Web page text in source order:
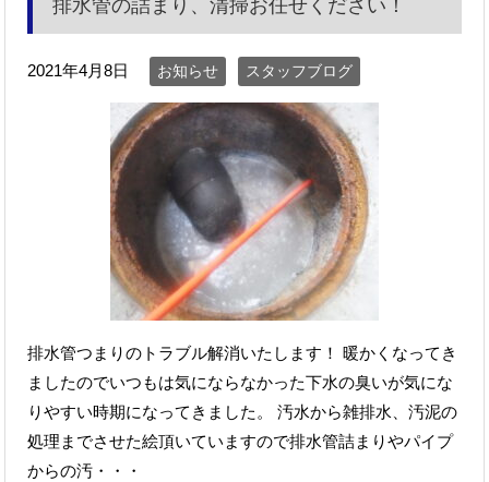
排水管の詰まり、清掃お任せください！
2021年4月8日 お知らせ スタッフブログ
排水管つまりのトラブル解消いたします！ 暖かくなってき
ましたのでいつもは気にならなかった下水の臭いが気にな
りやすい時期になってきました。 汚水から雑排水、汚泥の
処理までさせた絵頂いていますので排水管詰まりやパイプ
からの汚・・・